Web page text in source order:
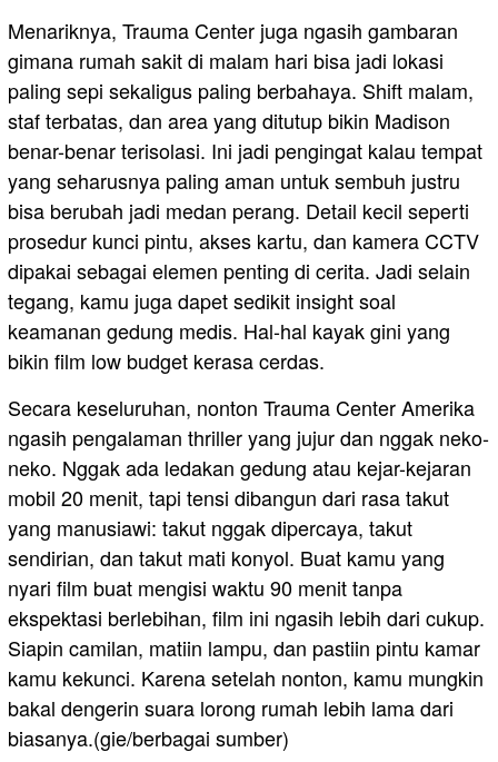
Menariknya, Trauma Center juga ngasih gambaran
gimana rumah sakit di malam hari bisa jadi lokasi
paling sepi sekaligus paling berbahaya. Shift malam,
staf terbatas, dan area yang ditutup bikin Madison
benar-benar terisolasi. Ini jadi pengingat kalau tempat
yang seharusnya paling aman untuk sembuh justru
bisa berubah jadi medan perang. Detail kecil seperti
prosedur kunci pintu, akses kartu, dan kamera CCTV
dipakai sebagai elemen penting di cerita. Jadi selain
tegang, kamu juga dapet sedikit insight soal
keamanan gedung medis. Hal-hal kayak gini yang
bikin film low budget kerasa cerdas.
Secara keseluruhan, nonton Trauma Center Amerika
ngasih pengalaman thriller yang jujur dan nggak neko-
neko. Nggak ada ledakan gedung atau kejar-kejaran
mobil 20 menit, tapi tensi dibangun dari rasa takut
yang manusiawi: takut nggak dipercaya, takut
sendirian, dan takut mati konyol. Buat kamu yang
nyari film buat mengisi waktu 90 menit tanpa
ekspektasi berlebihan, film ini ngasih lebih dari cukup.
Siapin camilan, matiin lampu, dan pastiin pintu kamar
kamu kekunci. Karena setelah nonton, kamu mungkin
bakal dengerin suara lorong rumah lebih lama dari
biasanya.(gie/berbagai sumber)